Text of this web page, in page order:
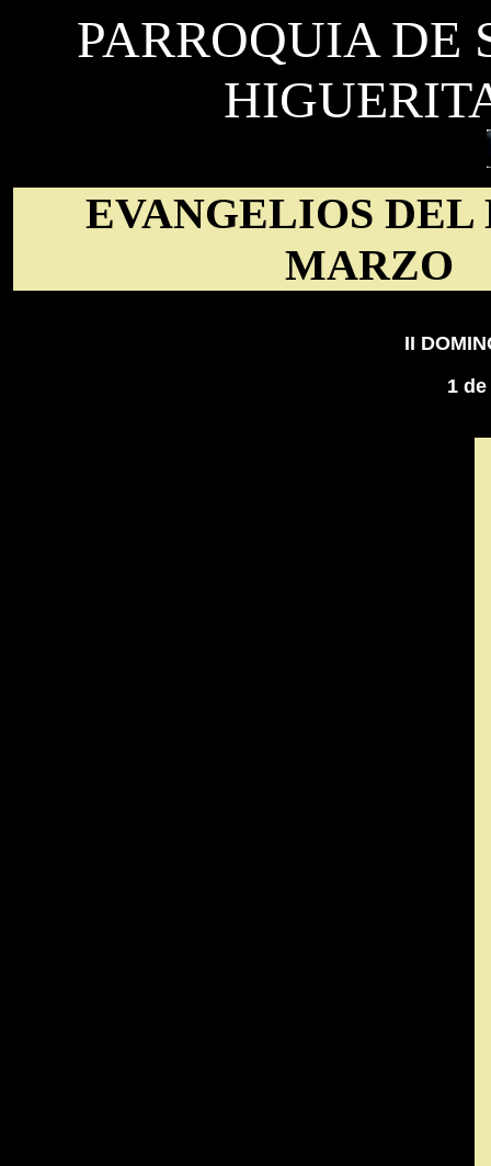
PARROQUIA DE
EVANGELIOS DEL
MARZO
II
1